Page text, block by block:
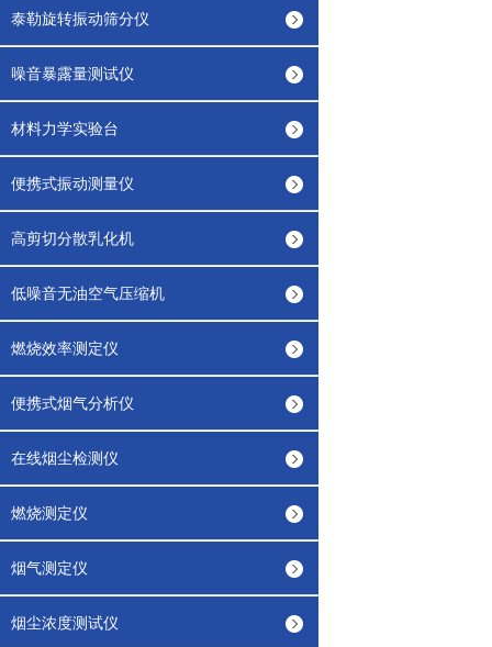
泰勒旋转振动筛分仪
噪音暴露量测试仪
材料力学实验台
便携式振动测量仪
高剪切分散乳化机
低噪音无油空气压缩机
燃烧效率测定仪
便携式烟气分析仪
在线烟尘检测仪
燃烧测定仪
烟气测定仪
烟尘浓度测试仪